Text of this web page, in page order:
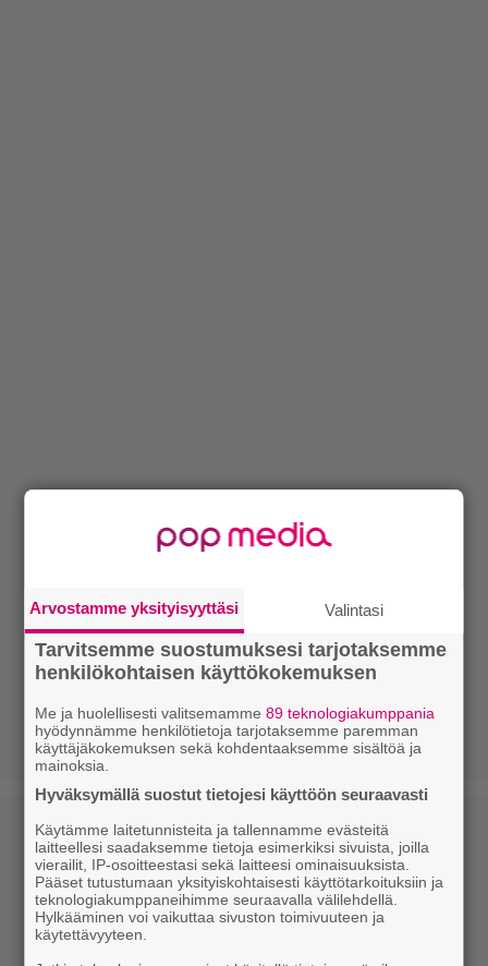
Arvostamme yksityisyyttäsi Valintasi
Tarvitsemme suostumuksesi tarjotaksemme
henkilökohtaisen käyttökokemuksen
Me ja huolellisesti valitsemamme89 teknologiakumppania
hyödynnämme henkilötietoja tarjotaksemme paremman
käyttäjäkokemuksen sekä kohdentaaksemme sisältöä ja
mainoksia.
Hyväksymällä suostut tietojesi käyttöön seuraavasti
Käytämme laitetunnisteita ja tallennamme evästeitä
laitteellesi saadaksemme tietoja esimerkiksi sivuista, joilla
vierailit, IP-osoitteestasi sekä laitteesi ominaisuuksista.
Pääset tutustumaan yksityiskohtaisesti käyttötarkoituksiin ja
teknologiakumppaneihimme seuraavalla välilehdellä.
Hylkääminen voi vaikuttaa sivuston toimivuuteen ja
käytettävyyteen.